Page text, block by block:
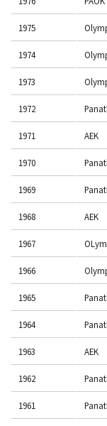
1975
1974
1973
1972
1971 AEK
1970
1969
1968 AEK
1967
1966
1965
1964
1963 AEK
1962
1961